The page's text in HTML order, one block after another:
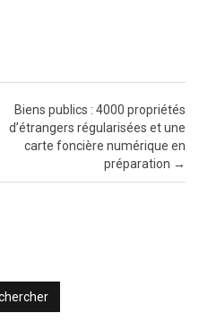
Biens publics : 4000 propriétés
d’étrangers régularisées et une
carte foncière numérique en
préparation →